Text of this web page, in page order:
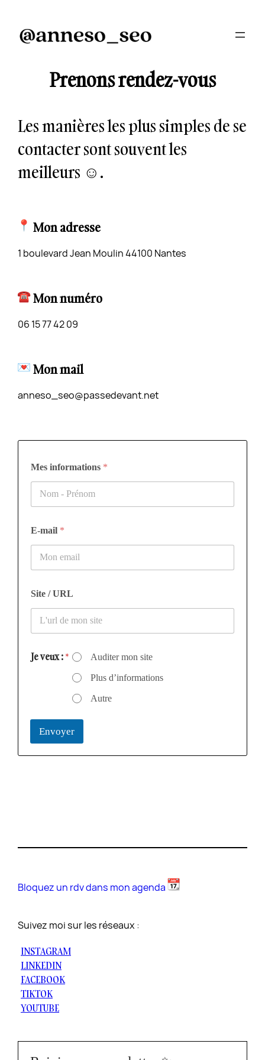
Prenons rendez-vous
Les manières les plus simples de se
contacter sont souvent les
meilleurs ☺️.
Mon adresse
1 boulevard Jean Moulin 44100 Nantes
Mon numéro
06 15 77 42 09
Mon mail
anneso_seo@passedevant.net
Mes informations *
E-mail *
Site / URL
Je veux :* Auditer mon site
Plus d’informations
Autre
Envoyer
Bloquez un rdv dans mon agenda
Suivez moi sur les réseaux :
INSTAGRAM
LINKEDIN
FACEBOOK
TIKTOK
YOUTUBE